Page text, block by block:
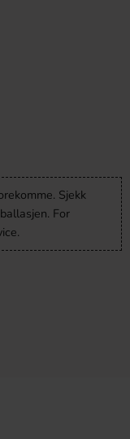
Sjekk
For